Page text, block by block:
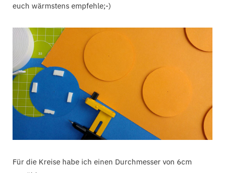
euch wärmstens empfehle;-)
Für die Kreise habe ich einen Durchmesser von 6cm